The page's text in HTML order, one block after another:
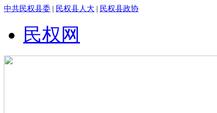
中共民权县委 | 民权县人大 | 民权县政协
民权网